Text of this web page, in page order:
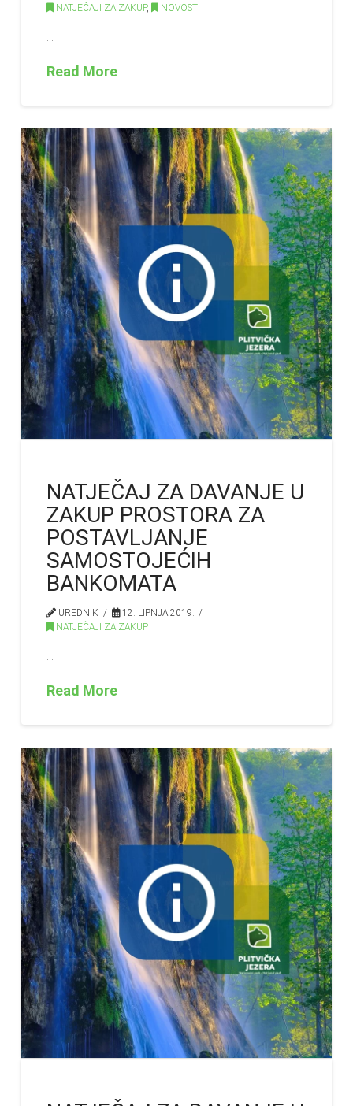
NATJEČAJI ZA ZAKUP, NOVOSTI
…
Read More
NATJEČAJ ZA DAVANJE U
ZAKUP PROSTORA ZA
POSTAVLJANJE
SAMOSTOJEĆIH
BANKOMATA
UREDNIK
12. LIPNJA 2019.
NATJEČAJI ZA ZAKUP
…
Read More